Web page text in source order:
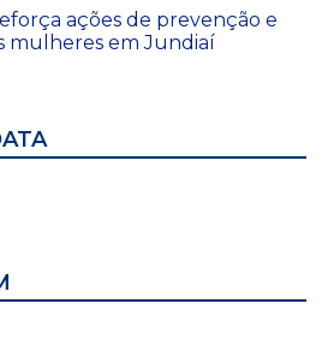
ações de prevenção e
mulheres em Jundiaí